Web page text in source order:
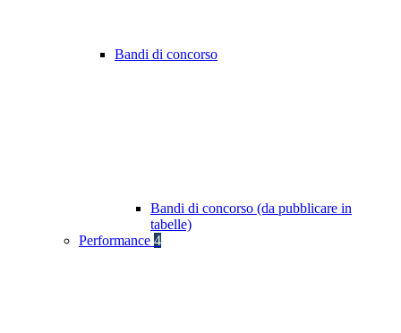
Bandi di concorso
Bandi di concorso (da pubblicare in
tabelle)
Performance 4